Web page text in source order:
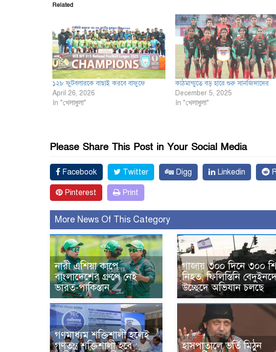
Related
১২৮ ফুটবলারকে বাছাই করবে বাফুফে
April 26, 2026
In "খেলাধুলা"
কাঠমান্ডুতে বড় হারে শুরু সানজিদাদের
December 5, 2025
In "খেলাধুলা"
Please Share This Post in Your Social Media
Facebook Twitter Digg Linkedin
Pinterest Print
More News Of This Category
নারী এশিয়া কাপে
বাংলাদেশের গ্রুপে নেই
ভারত-পাকিস্তান
গাজায় ৩০০ দিনে ৩০০
নিহত, ফিলিস্তিনি
উচ্ছেদে অভিযান চলছে
গণমাধ্যম শক্তিশালী হলেই
গণতন্ত্র শক্তিশালী হবে :
হাসপাতালে ভর্তি মিঠুন